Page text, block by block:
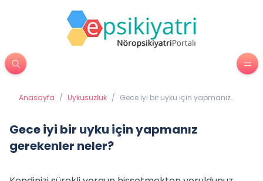
Anasayfa / Uykusuzluk / Gece iyi bir uyku için yapmanız
Gece iyi bir uyku için yapmanız
gerekenler neler?